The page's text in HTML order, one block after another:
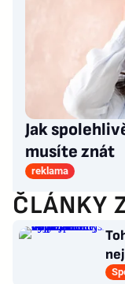
Jak
musíte znát
reklama
ČLÁNKY